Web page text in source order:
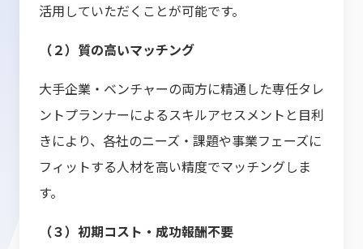
活用していただくことが可能です。
（２）質の高いマッチング
大手企業・ベンチャーの両方に精通した専任タレ
ントプランナーによるスキルアセスメントと目利
きにより、各社のニーズ・課題や事業フェーズに
フィットする人材を高い精度でマッチングしま
す。
（３）初期コスト・成功報酬不要